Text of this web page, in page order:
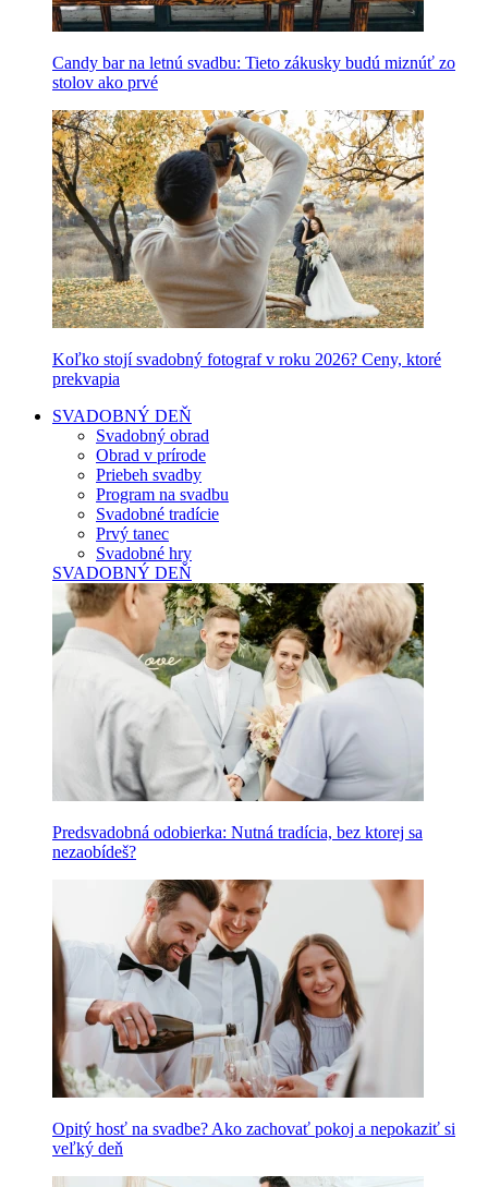
Candy bar na letnú svadbu: Tieto zákusky budú miznúť zo
stolov ako prvé
Koľko stojí svadobný fotograf v roku 2026? Ceny, ktoré
prekvapia
SVADOBNÝ DEŇ
Svadobný obrad
Obrad v prírode
Priebeh svadby
Program na svadbu
Svadobné tradície
Prvý tanec
Svadobné hry
SVADOBNÝ DEŇ
Predsvadobná odobierka: Nutná tradícia, bez ktorej sa
nezaobídeš?
Opitý hosť na svadbe? Ako zachovať pokoj a nepokaziť si
veľký deň